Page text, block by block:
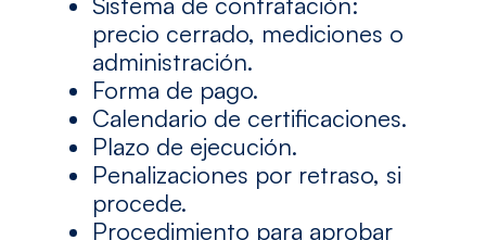
precio cerrado, mediciones o
administración.
Forma de pago.
Calendario de certificaciones.
Plazo de ejecución.
Penalizaciones por retraso, si
procede.
Procedimiento para aprobar